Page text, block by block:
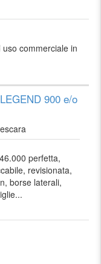
commerciale in
900 e/o
perfetta,
revisionata,
borse laterali,